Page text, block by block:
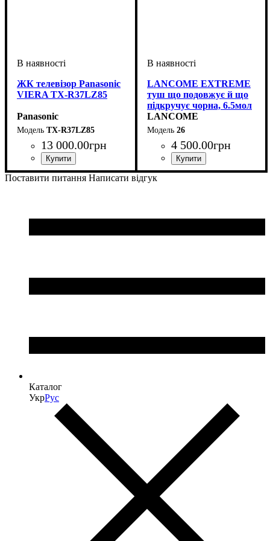
ЖК телевізор Panasonic
VIERA TX-R37LZ85
Panasonic
TX-R37LZ85
13 000.00грн
LANCOME EXTREME
туш що подовжує й що
підкручує чорна, 6.5мол
LANCOME
26
4 500.00грн
Пол: женская
Тип: декоративная
косметика
Поставити питання Написати відгук
Каталог
УкрРус